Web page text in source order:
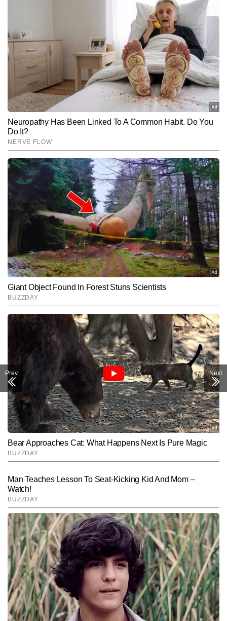
109.15
95.94
93
पेट्रोल 110.17
96.89
93
बेगूसराय पेट्रोल 107.93
CNG 88.5
सीवान पेट्रोल 109.69
डीजल 96.46
CNG 96
पेट्रोल 109.74
डीजल 96.49
CNG 93
मुंगेर पेट्रोल 108.45
CNG 93
जटिल लोकल इश्यूज को सहज, स्पष्ट और असरदार अंदाज में पेश करने में दक्ष हैं
और अबतक 2,000 से अधिक न्यूज रिपोर्ट लिख चुके हैं। उनकी लेखन शैली शहर
की नब्ज पकड़ते हुए ऐसे कंटेंट पर केंद्रित रहती है, जो सीधे पाठकों के जीवन और
उनकी रोजमर्रा की चिंताओं से जुड़ा होता है।
Subscribe to our daily Newsletter!
SUBMIT
Prev Next